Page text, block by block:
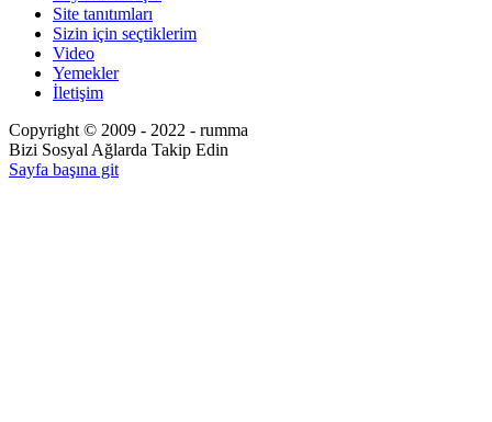
Site tanıtımları
Sizin için seçtiklerim
Video
Yemekler
İletişim
Copyright © 2009 - 2022 - rumma
Bizi Sosyal Ağlarda Takip Edin
Sayfa başına git